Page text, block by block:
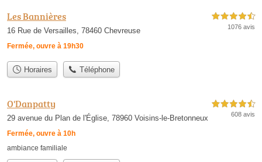
Les Bannières
16 Rue de Versailles, 78460 Chevreuse
Fermée, ouvre à 19h30
4,5 étoiles sur 5
1076 avis
Horaires Téléphone
O'Danpatty
29 avenue du Plan de l'Église, 78960 Voisins-le-Bretonneux
Fermée, ouvre à 10h
4,5 étoiles sur 5
608 avis
ambiance familiale